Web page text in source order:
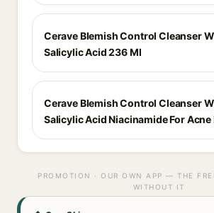
Cerave Blemish Control Cleanser
Salicylic Acid 236 Ml
Cerave Blemish Control Cleanser
Salicylic Acid Niacinamide For Acne
PROMOTION · OUR OWN APP — THE
WITHOUT IT